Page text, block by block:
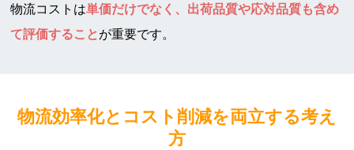
物流コストは単価だけでなく、出荷品質や応対品質も含め
て評価することが重要です。
物流効率化とコスト削減を両立する考え
方